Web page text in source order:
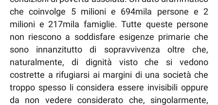
che coinvolge 5 milioni e 694mila persone e 2
milioni e 217mila famiglie. Tutte queste persone
non riescono a soddisfare esigenze primarie che
sono innanzitutto di sopravvivenza oltre che,
naturalmente, di dignità visto che si vedono
costrette a rifugiarsi ai margini di una società che
troppo spesso li considera essere invisibili oppure
da non vedere considerato che, singolarmente,